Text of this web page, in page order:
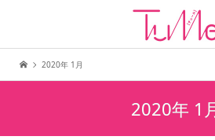
2020年 1月
2020年 1